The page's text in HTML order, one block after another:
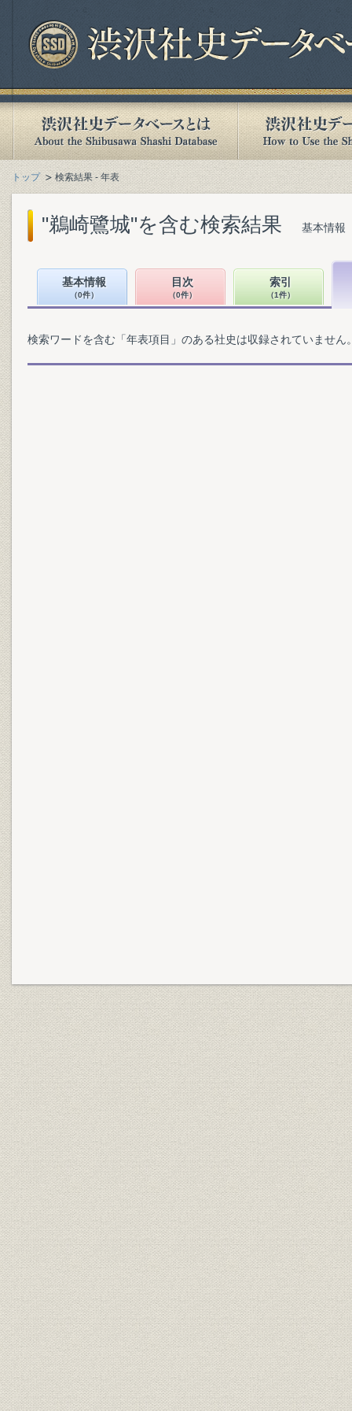
トップ 検索結果 - 年表
"鵜崎鷺城"を含む検索結果 基本情報
基本情報
（0件）
目次
（0件）
索引
（1件）
検索ワードを含む「年表項目」のある社史は収録されていません